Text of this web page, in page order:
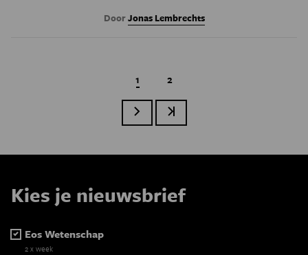
DoorJonas Lembrechts
Paginatie
Huidige pagina
1 Page
2
Volgende paginaLaatste pagina
Kies je nieuwsbrief
Eos Wetenschap
2 x week